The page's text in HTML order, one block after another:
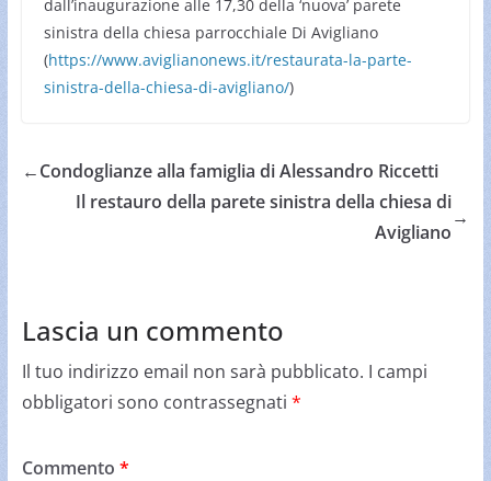
dall’inaugurazione alle 17,30 della ‘nuova’ parete
sinistra della chiesa parrocchiale Di Avigliano
(https://www.aviglianonews.it/restaurata-la-parte-
sinistra-della-chiesa-di-avigliano/)
←Condoglianze alla famiglia di Alessandro Riccetti
Il restauro della parete sinistra della chiesa di
Avigliano
→
Lascia un commento
Il tuo indirizzo email non sarà pubblicato. I campi
obbligatori sono contrassegnati *
Commento *